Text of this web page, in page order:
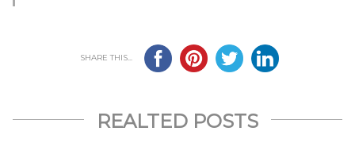
SHARE THIS...
REALTED POSTS